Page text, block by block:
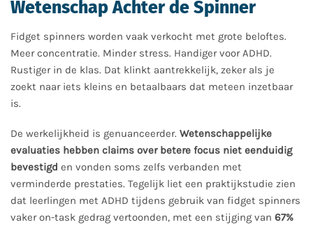
Wetenschap Achter de Spinner
Fidget spinners worden vaak verkocht met grote beloftes.
Meer concentratie. Minder stress. Handiger voor ADHD.
Rustiger in de klas. Dat klinkt aantrekkelijk, zeker als je
zoekt naar iets kleins en betaalbaars dat meteen inzetbaar
is.
De werkelijkheid is genuanceerder. Wetenschappelijke
evaluaties hebben claims over betere focus niet eenduidig
bevestigd en vonden soms zelfs verbanden met
verminderde prestaties. Tegelijk liet een praktijkstudie zien
dat leerlingen met ADHD tijdens gebruik van fidget spinners
vaker on-task gedrag vertoonden, met een stijging van 67%